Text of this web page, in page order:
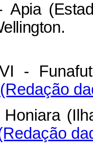
Apia
-
(Redação